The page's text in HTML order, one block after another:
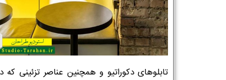
تابلوهای دکوراتیو و همچنین عناصر تزئینی که